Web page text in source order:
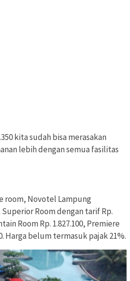
kita sudah bisa merasakan
lebih dengan semua fasilitas
room, Novotel Lampung
Room dengan tarif Rp.
Room Rp. 1.827.100, Premiere
Harga belum termasuk pajak 21%.